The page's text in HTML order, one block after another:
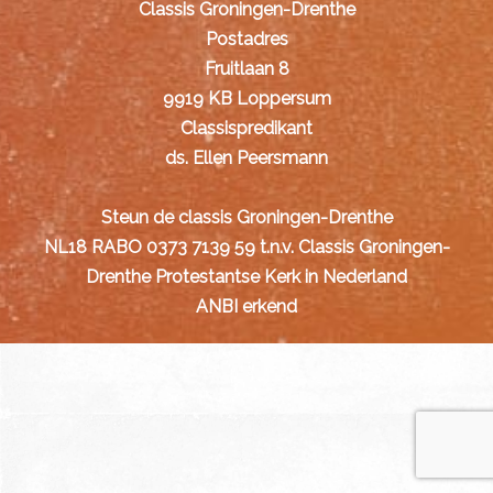
Classis Groningen-Drenthe
Postadres
Fruitlaan 8
9919 KB Loppersum
Classispredikant
ds. Ellen Peersmann
Steun de classis Groningen-Drenthe
NL18 RABO 0373 7139 59 t.n.v. Classis Groningen-
Drenthe Protestantse Kerk in Nederland
ANBI erkend